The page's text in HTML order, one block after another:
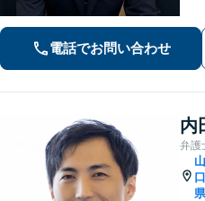
実
の
電話でお問い合わせ
内
弁護
山
口
県